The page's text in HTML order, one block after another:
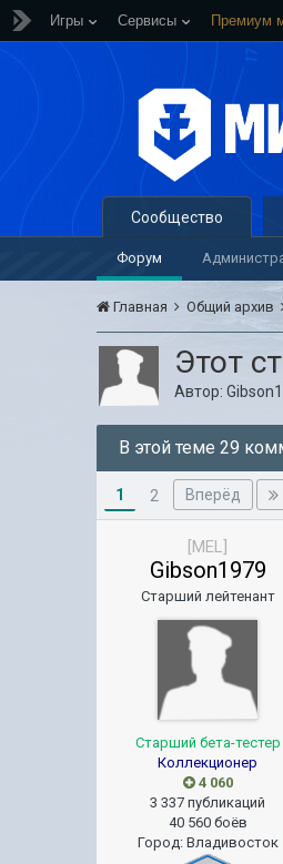
Игры Сервисы Премиум
Сообщество
Форум
Главная Общий архив
Этот
Автор:
В этой теме 29
1 2 Вперёд
[MEL]
Gibson1979
Старший лейтенант
Старший бета-тестер
Коллекционер
4 060
3 337 публикаций
40 560 боёв
Город: Владивосток